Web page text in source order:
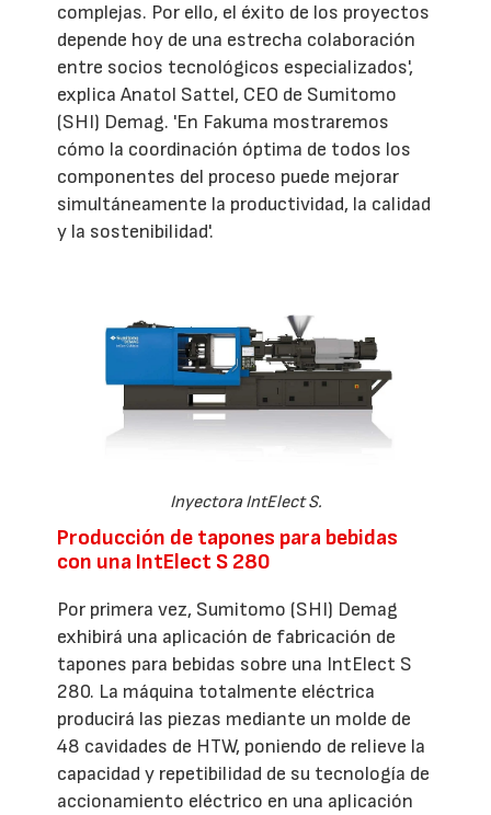
complejas. Por ello, el éxito de los proyectos
depende hoy de una estrecha colaboración
entre socios tecnológicos especializados',
explica Anatol Sattel, CEO de Sumitomo
(SHI) Demag. 'En Fakuma mostraremos
cómo la coordinación óptima de todos los
componentes del proceso puede mejorar
simultáneamente la productividad, la calidad
y la sostenibilidad'.
Inyectora IntElect S.
Producción de tapones para bebidas
con una IntElect S 280
Por primera vez, Sumitomo (SHI) Demag
exhibirá una aplicación de fabricación de
tapones para bebidas sobre una IntElect S
280. La máquina totalmente eléctrica
producirá las piezas mediante un molde de
48 cavidades de HTW, poniendo de relieve la
capacidad y repetibilidad de su tecnología de
accionamiento eléctrico en una aplicación